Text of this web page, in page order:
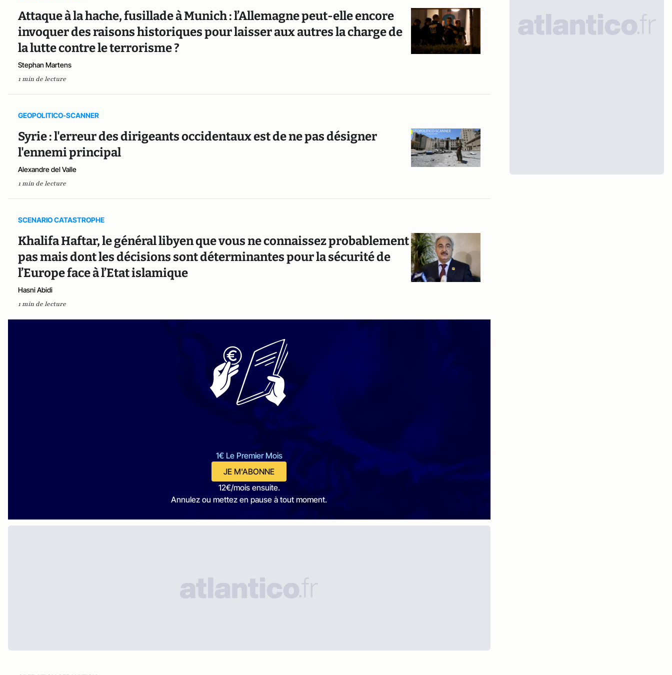
Attaque à la hache, fusillade à Munich : l’Allemagne peut-elle encore
invoquer des raisons historiques pour laisser aux autres la charge de
la lutte contre le terrorisme ?
Stephan Martens
1 min de lecture
GEOPOLITICO-SCANNER
Syrie : l'erreur des dirigeants occidentaux est de ne pas désigner
l'ennemi principal
Alexandre del Valle
1 min de lecture
SCENARIO CATASTROPHE
Khalifa Haftar, le général libyen que vous ne connaissez probablement
pas mais dont les décisions sont déterminantes pour la sécurité de
l’Europe face à l’Etat islamique
Hasni Abidi
1 min de lecture
1€ Le Premier Mois
JE M'ABONNE
12€/mois ensuite.
Annulez ou mettez en pause à tout moment.